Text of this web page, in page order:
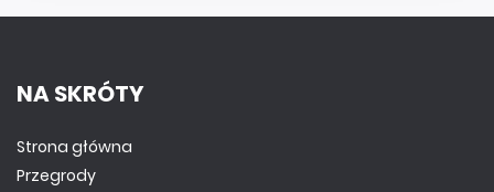
NA SKRÓTY
Strona główna
Przegrody